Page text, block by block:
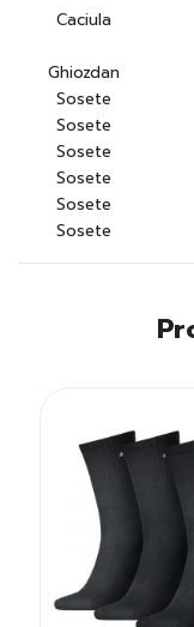
Caciula
Ghiozdan
Sosete
Sosete
Sosete
Sosete
Sosete
Sosete